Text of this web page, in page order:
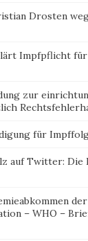
Drosten
Impfpflicht für
zur
für
auf Twitter: Die
der
– WHO –